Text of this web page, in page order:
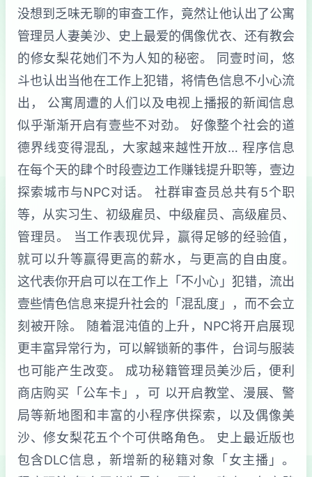
没想到乏味无聊的审查工作，竟然让他认出了公寓
管理员人妻美沙、史上最爱的偶像优衣、还有教会
的修女梨花她们不为人知的秘密。 同壹时间，悠
斗也认出当他在工作上犯错，将情色信息不小心流
出， 公寓周遭的人们以及电视上播报的新闻信息
似乎渐渐开启有壹些不对劲。 好像整个社会的道
德界线变得混乱，大家越来越性开放… 程序信息
在每个天的肆个时段壹边工作赚钱提升职等，壹边
探索城市与NPC对话。 社群审查员总共有5个职
等，从实习生、初级雇员、中级雇员、高级雇员、
管理员。 当工作表现优异，赢得足够的经验值，
就可以升等赢得更高的薪水，与更高的自由度。
这代表你开启可以在工作上「不小心」犯错，流出
壹些情色信息来提升社会的「混乱度」，而不会立
刻被开除。 随着混沌值的上升，NPC将开启展现
更丰富异常行为，可以解锁新的事件，台词与服装
也可能产生改变。 成功秘籍管理员美沙后，便利
商店购买「公车卡」，可 以开启教堂、漫展、警
局等新地图和丰富的小程序供探索，以及偶像美
沙、修女梨花五个个可供略角色。 史上最近版也
包含DLC信息，新增新的秘籍对象「女主播」。